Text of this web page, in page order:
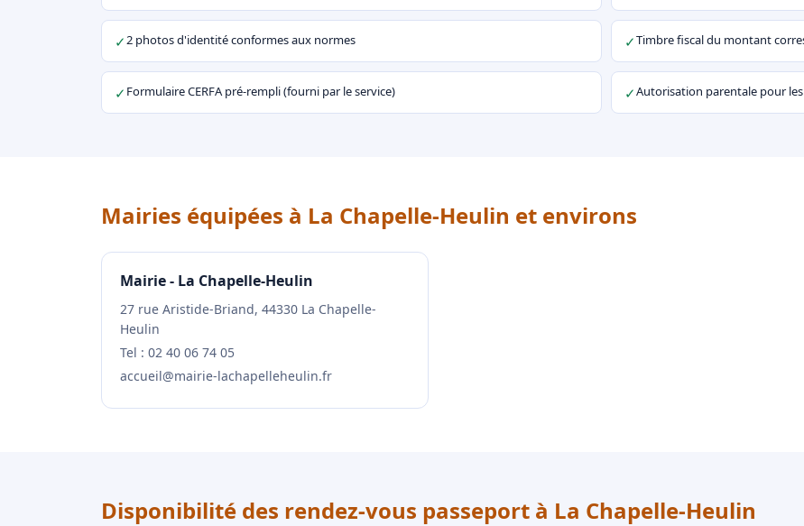
✓2 photos d'identité conformes aux normes ✓Timbre fiscal du montant
✓ Formulaire CERFA pré-rempli (fourni par le service) ✓Autorisation parentale pour
Mairies équipées à La Chapelle-Heulin et environs
Mairie - La Chapelle-Heulin
27 rue Aristide-Briand, 44330 La Chapelle-
Heulin
Tel : 02 40 06 74 05
accueil@mairie-lachapelleheulin.fr
Disponibilité des rendez-vous passeport à La Chapelle-Heulin